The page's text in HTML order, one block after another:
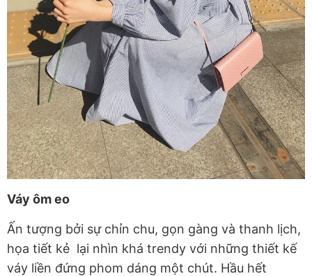
Váy ôm eo
Ấn tượng bởi sự chỉn chu, gọn gàng và thanh lịch,
họa tiết kẻ lại nhìn khá trendy với những thiết kế
váy liền đứng phom dáng một chút. Hầu hết